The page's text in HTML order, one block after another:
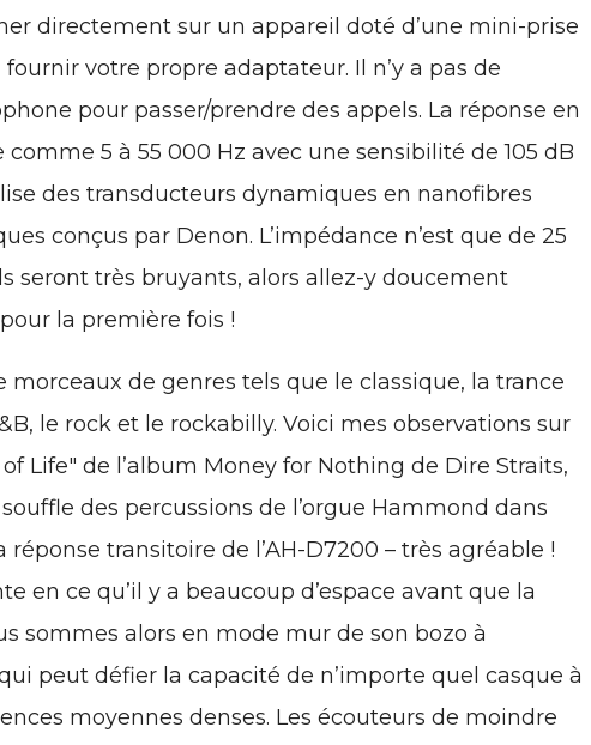
directement sur un appareil doté d’une mini-prise
votre propre adaptateur. Il n’y a pas de
pour passer/prendre des appels. La réponse en
5 à 55 000 Hz avec une sensibilité de 105 dB
des transducteurs dynamiques en nanofibres
conçus par Denon. L’impédance n’est que de 25
seront très bruyants, alors allez-y doucement
la première fois !
morceaux de genres tels que le classique, la trance
le rock et le rockabilly. Voici mes observations sur
Life" de l’album Money for Nothing de Dire Straits,
des percussions de l’orgue Hammond dans
réponse transitoire de l’AH-D7200 – très agréable !
en ce qu’il y a beaucoup d’espace avant que la
sommes alors en mode mur de son bozo à
peut défier la capacité de n’importe quel casque à
moyennes denses. Les écouteurs de moindre